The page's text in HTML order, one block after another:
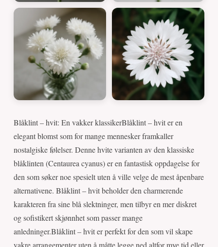
Blåklint – hvit: En vakker klassikerBlåklint – hvit er en
elegant blomst som for mange mennesker framkaller
nostalgiske følelser. Denne hvite varianten av den klassiske
blåklinten (Centaurea cyanus) er en fantastisk oppdagelse for
den som søker noe spesielt uten å ville velge de mest åpenbare
alternativene. Blåklint – hvit beholder den charmerende
karakteren fra sine blå slektninger, men tilbyr en mer diskret
og sofistikert skjønnhet som passer mange
anledninger.Blåklint – hvit er perfekt for den som vil skape